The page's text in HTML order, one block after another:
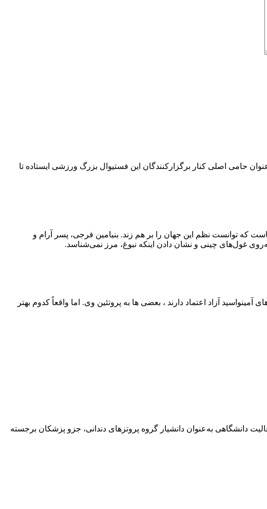
دور یک جزیره ۴۲ کیلومتری می‌چرخد. امسال بلو به‌عنوان حامی اصلی کنار برگزارکنندگان این فستیوال بزرگ ورزشی ایستاده تا
که توانست نظم این جهان را بر هم زند. بنیامین فرجی، پسر آرام و
غول‌های چینی و نشان دادن اینکه نبوغ، مرز نمی‌شناسد.
آزاد اعتماد دارند ، بعضی‌ ها به پروتئین وی. اما واقعاً کدوم بهتر
دانشگاهی به‌عنوان دانشیار گروه پروتزهای دندانی، جزو پزشکان برجسته